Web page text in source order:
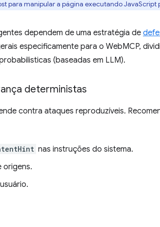
para manipular a página executando JavaScript
dependem de uma estratégia de
especificamente para o WebMCP,
(baseadas em LLM).
deterministas
contra ataques reproduzíveis.
nas instruções do sistema.
origens.